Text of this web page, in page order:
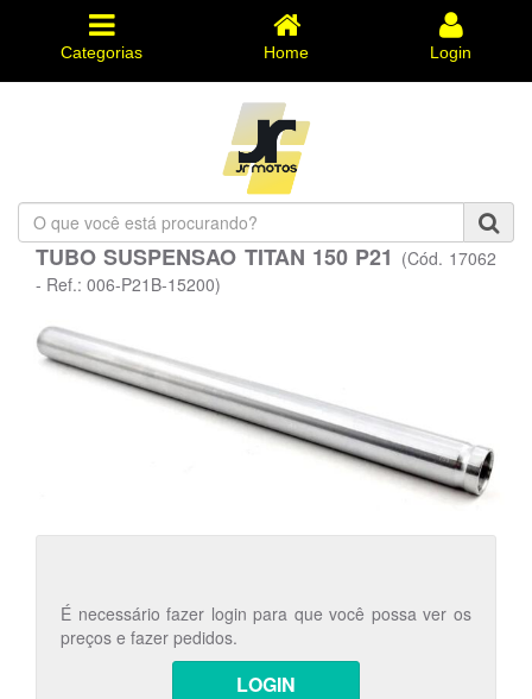
Categorias Home Login
O
que
você
está
TUBO SUSPENSAO TITAN 150 P21 (Cód. 17062
- Ref.: 006-P21B-15200)
É necessário fazer login para que você possa ver os
preços e fazer pedidos.
LOGIN